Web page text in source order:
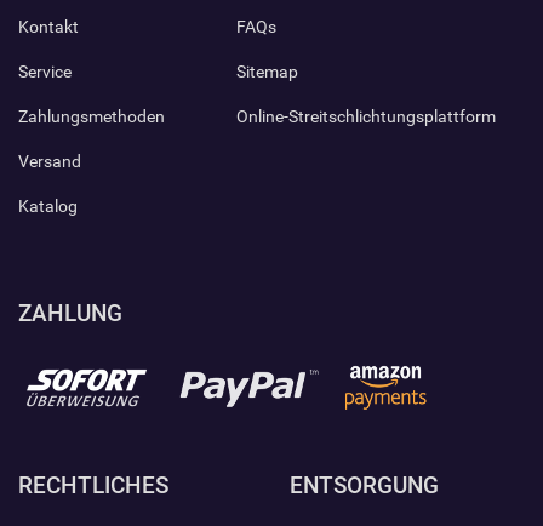
Kontakt
Service
Zahlungsmethoden
Versand
Katalog
FAQs
Sitemap
Online-Streitschlichtungsplattform
ZAHLUNG
RECHTLICHES ENTSORGUNG